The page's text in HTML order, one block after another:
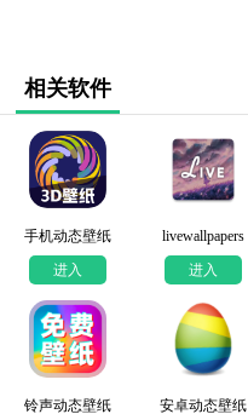
相关软件
手机动态壁纸
进入
livewallpapers
进入
铃声动态壁纸
安卓动态壁纸